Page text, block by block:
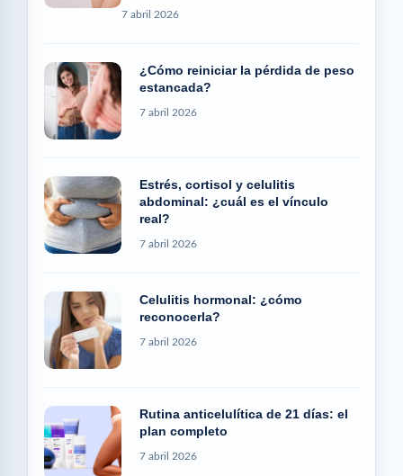
7 abril 2026
¿Cómo reiniciar la pérdida de peso
estancada?
7 abril 2026
Estrés, cortisol y celulitis
abdominal: ¿cuál es el vínculo
real?
7 abril 2026
Celulitis hormonal: ¿cómo
reconocerla?
7 abril 2026
Rutina anticelulítica de 21 días: el
plan completo
7 abril 2026